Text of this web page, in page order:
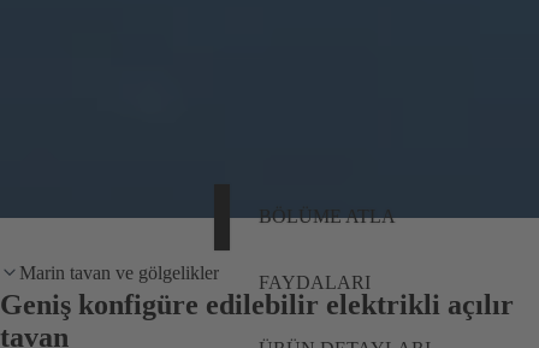
BÖLÜME ATLA
FAYDALARI
Marin tavan ve gölgelikler
Geniş konfigüre edilebilir elektrikli açılır
tavan